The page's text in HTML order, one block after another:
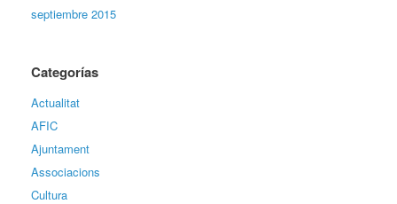
septiembre 2015
Categorías
Actualitat
AFIC
Ajuntament
Associacions
Cultura